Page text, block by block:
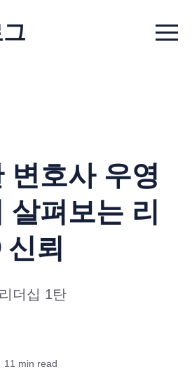
Menu
변호사 우영
살펴보는 리
뢰
더십 1탄
11 min read